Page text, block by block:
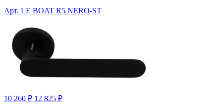
Арт. LE BOAT R5 NERO-ST
10 260 ₽ 12 825 ₽